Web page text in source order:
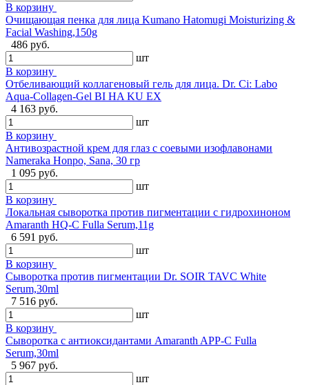
В корзину
Очищающая пенка для лица Kumano Hatomugi Moisturizing &
Facial Washing,150g
486 руб.
шт
В корзину
Отбеливающий коллагеновый гель для лица. Dr. Ci: Labo
Aqua-Collagen-Gel BI HA KU EX
4 163 руб.
шт
В корзину
Антивозрастной крем для глаз с соевыми изофлавонами
Nameraka Honpo, Sana, 30 гр
1 095 руб.
шт
В корзину
Локальная сыворотка против пигментации с гидрохиноном
Amaranth HQ-C Fulla Serum,11g
6 591 руб.
шт
В корзину
Сыворотка против пигментации Dr. SOIR TAVC White
Serum,30ml
7 516 руб.
шт
В корзину
Сыворотка с антиоксидантами Amaranth APP-С Fulla
Serum,30ml
5 967 руб.
шт